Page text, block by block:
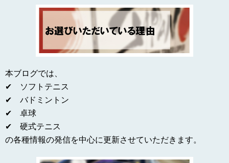
本ブログでは、
✔ ソフトテニス
✔ バドミントン
✔ 卓球
✔ 硬式テニス
の各種情報の発信を中心に更新させていただきます。